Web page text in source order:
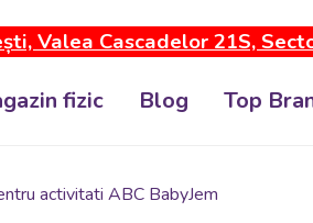
Valea Cascadelor 21S,
fizic Blog Top
activitati ABC BabyJem